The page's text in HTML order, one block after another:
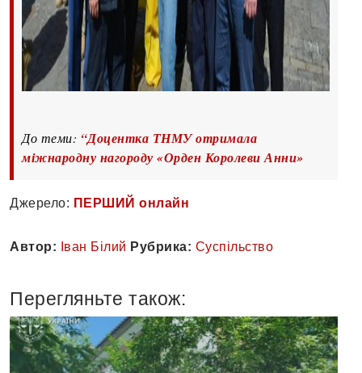
До теми: “Доцентка ТНМУ отримала
міжнародну нагороду «Орден Королеви Анни»
Джерело: ПЕРШИЙ онлайн
Автор: Іван Білий Рубрика: Суспільство
Перегляньте також: